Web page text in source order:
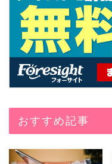
おすすめ記事